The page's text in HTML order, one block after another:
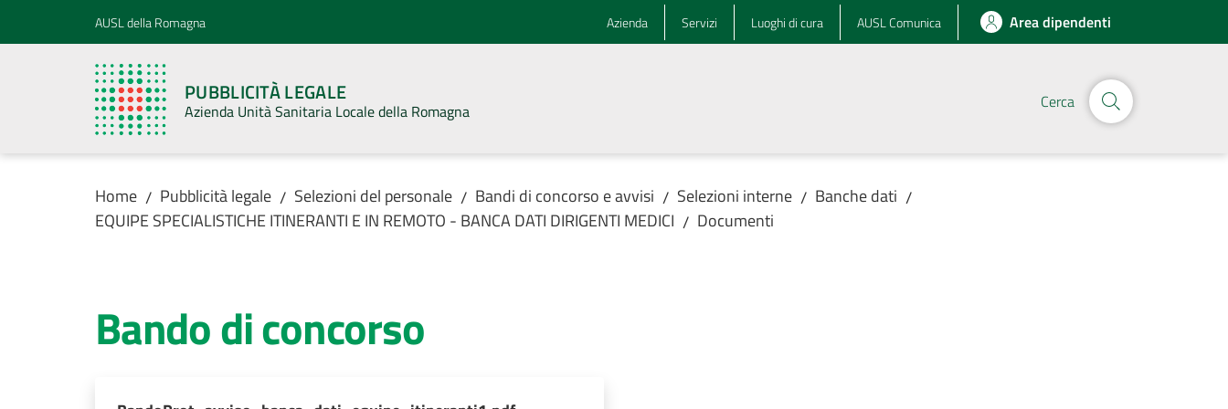
Vai al contenuto
Vai alla navigazioneAUSL della Romagna Azienda Servizi Luoghi di cura AUSL Comunica Area dipendenti
PUBBLICITÀ LEGALE
Azienda Unità Sanitaria Locale della Romagna Cerca
Home / Pubblicità legale / Selezioni del personale / Bandi di concorso e avvisi / Selezioni interne / Banche dati /
EQUIPE SPECIALISTICHE ITINERANTI E IN REMOTO - BANCA DATI DIRIGENTI MEDICI / Documenti
Bando di concorso